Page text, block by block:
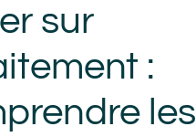
sur
:
les